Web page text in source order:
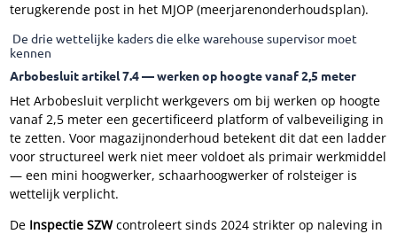
terugkerende post in het MJOP (meerjarenonderhoudsplan).
De drie wettelijke kaders die elke warehouse supervisor moet
kennen
Arbobesluit artikel 7.4 — werken op hoogte vanaf 2,5 meter
Het Arbobesluit verplicht werkgevers om bij werken op hoogte
vanaf 2,5 meter een gecertificeerd platform of valbeveiliging in
te zetten. Voor magazijnonderhoud betekent dit dat een ladder
voor structureel werk niet meer voldoet als primair werkmiddel
— een mini hoogwerker, schaarhoogwerker of rolsteiger is
wettelijk verplicht.
De Inspectie SZWcontroleert sinds 2024 strikter op naleving in